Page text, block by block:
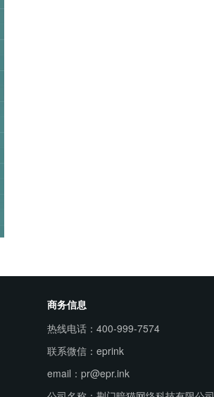
商务信息
热线电话：400-999-7574
联系微信：eprink
email：pr@epr.ink